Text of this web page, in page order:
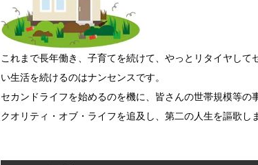
これまで長年働き、子育てを続けて、やっとリタイヤし
い生活を続けるのはナンセンスです。
セカンドライフを始めるのを機に、皆さんの世帯規模等の
クオリティ・オブ・ライフを追及し、第二の人生を謳歌し